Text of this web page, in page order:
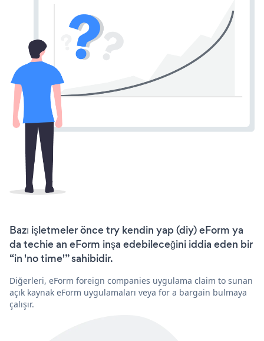
Bazı işletmeler önce try kendin yap (diy) eForm ya
da techie an eForm inşa edebileceğini iddia eden bir
“in 'no time'” sahibidir.
Diğerleri, eForm foreign companies uygulama claim to sunan
açık kaynak eForm uygulamaları veya for a bargain bulmaya
çalışır.